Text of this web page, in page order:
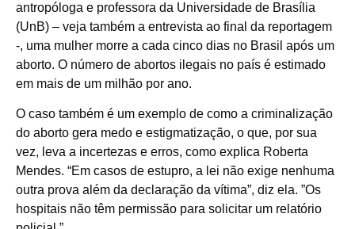
antropóloga e professora da Universidade de Brasília
(UnB) – veja também a entrevista ao final da reportagem
-, uma mulher morre a cada cinco dias no Brasil após um
aborto. O número de abortos ilegais no país é estimado
em mais de um milhão por ano.
O caso também é um exemplo de como a criminalização
do aborto gera medo e estigmatização, o que, por sua
vez, leva a incertezas e erros, como explica Roberta
Mendes. “Em casos de estupro, a lei não exige nenhuma
outra prova além da declaração da vítima”, diz ela. ”Os
hospitais não têm permissão para solicitar um relatório